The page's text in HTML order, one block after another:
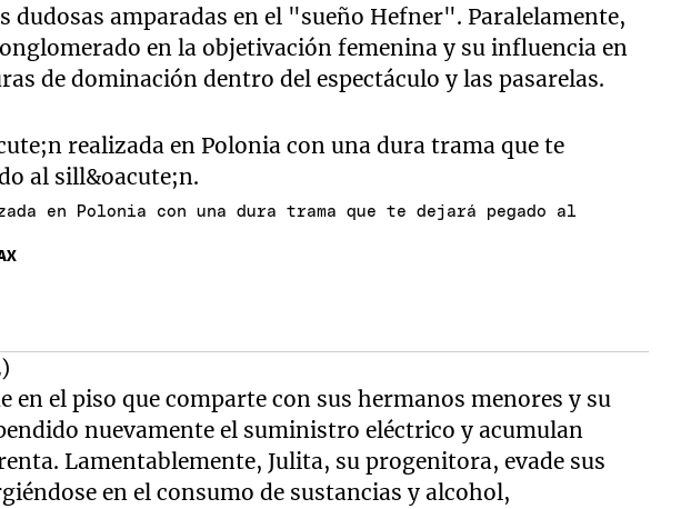
dudosas amparadas en el "sueño Hefner". Paralelamente,
en la objetivación femenina y su influencia en
de dominación dentro del espectáculo y las pasarelas.
en Polonia con una dura trama que te dejará pegado al
en el piso que comparte con sus hermanos menores y su
nuevamente el suministro eléctrico y acumulan
Lamentablemente, Julita, su progenitora, evade sus
en el consumo de sustancias y alcohol,